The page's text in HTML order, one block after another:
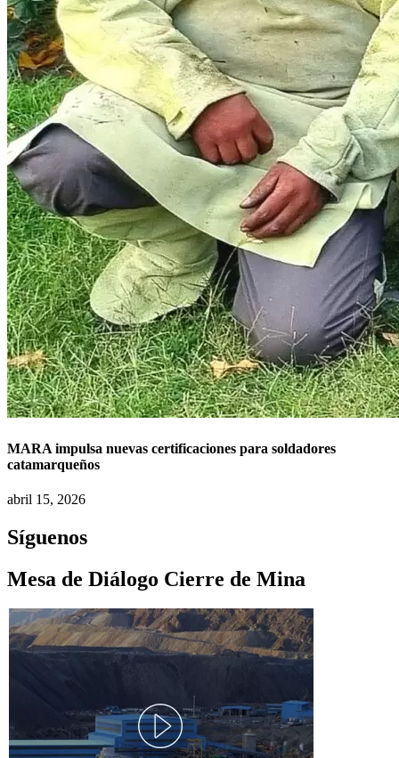
MARA impulsa nuevas certificaciones para soldadores
catamarqueños
abril 15, 2026
Síguenos
Mesa de Diálogo Cierre de Mina